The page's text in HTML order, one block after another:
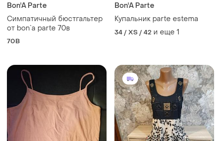
Bon'A Parte
Симпатичный бюстгальтер
от bon`a parte 70в
70B
Bon'A Parte
Купальник parte estema
34 / XS / 42 и еще 1